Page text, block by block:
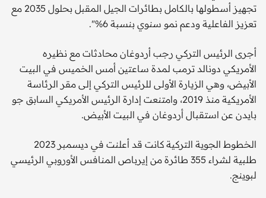
تجهيز أسطولها بالكامل بطائرات الجيل المقبل بحلول 2035 مع
تعزيز الفاعلية ودعم نمو سنوي بنسبة 6%".
أجرى الرئيس التركي رجب أردوغان محادثات مع نظيره
الأمريكي دونالد ترمب لمدة ساعتين أمس الخميس في البيت
الأبيض، وهي الزيارة الأولى للرئيس التركي إلى مقر الرئاسة
الأمريكية منذ 2019، وامتنعت إدارة الرئيس الأمريكي السابق جو
بايدن عن استقبال أردوغان في البيت الأبيض.
الخطوط الجوية التركية كانت قد أعلنت في ديسمبر 2023
طلبية لشراء 355 طائرة من إيرباص المنافس الأوروبي الرئيسي
لبوينج.